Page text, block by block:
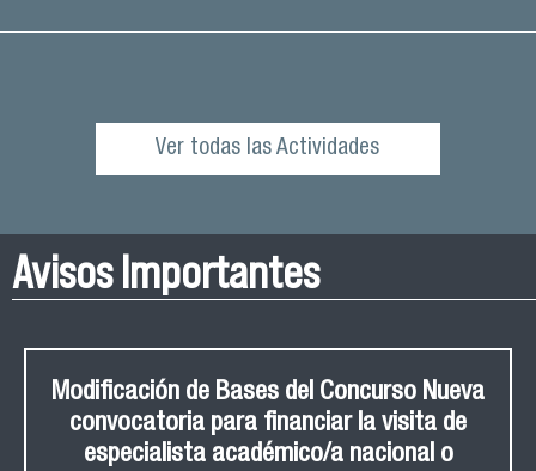
Ver todas las Actividades
Avisos Importantes
Modificación de Bases del Concurso Nueva
convocatoria para financiar la visita de
especialista académico/a nacional o